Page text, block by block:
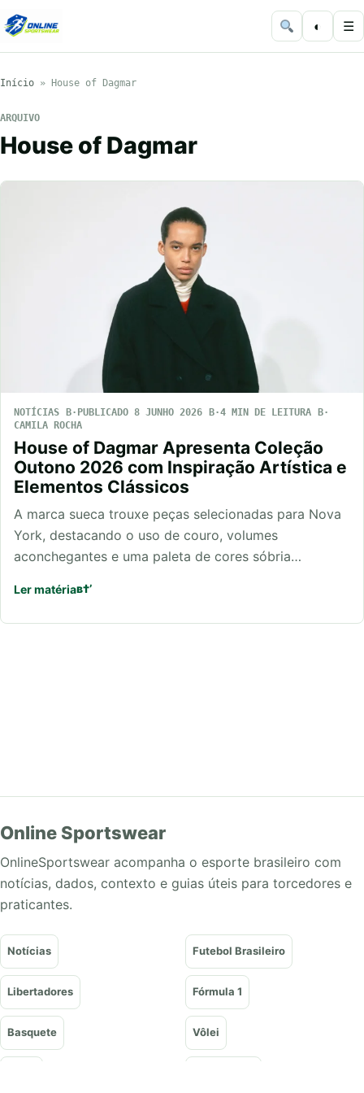
◐ ☰
Início » House of Dagmar
ARQUIVO
House of Dagmar
NOTÍCIAS PUBLICADO 8 JUNHO 2026
4 MIN DE LEITURA
CAMILA ROCHA
House of Dagmar Apresenta Coleção
Outono 2026 com Inspiração Artística e
Elementos Clássicos
A marca sueca trouxe peças selecionadas para Nova
York, destacando o uso de couro, volumes
aconchegantes e uma paleta de cores sóbria…
Ler matéria
Online Sportswear
OnlineSportswear acompanha o esporte brasileiro com
notícias, dados, contexto e guias úteis para torcedores e
praticantes.
Notícias Futebol Brasileiro
Libertadores Fórmula 1
Basquete Vôlei